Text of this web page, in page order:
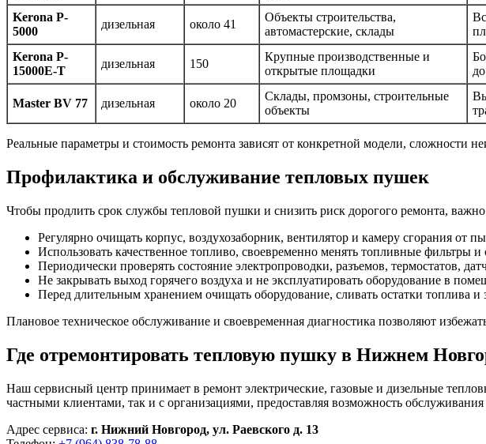
Kerona P-
5000
дизельная около 41
Объекты строительства,
автомастерские, склады
Kerona P-
15000E-T
дизельная 150
Крупные производственные и
открытые площадки
Master BV 77 дизельная около 20
Склады, промзоны, строительные
объекты
Реальные параметры и стоимость ремонта зависят от конкретной модели, сложности
Профилактика и обслуживание тепловых пушек
Чтобы продлить срок службы тепловой пушки и снизить риск дорогого ремонта,
Регулярно очищать корпус, воздухозаборник, вентилятор и камеру сгорания от
Использовать качественное топливо, своевременно менять топливные фильтры и
Периодически проверять состояние электропроводки, разъемов, термостатов,
Не закрывать выход горячего воздуха и не эксплуатировать оборудование в
Перед длительным хранением очищать оборудование, сливать остатки топлива и
Плановое техническое обслуживание и своевременная диагностика позволяют
Где отремонтировать тепловую пушку в Нижнем
Наш сервисный центр принимает в ремонт электрические, газовые и дизельные
частными клиентами, так и с организациями, предоставляя возможность
Адрес сервиса: г. Нижний Новгород, ул. Раевского д. 13